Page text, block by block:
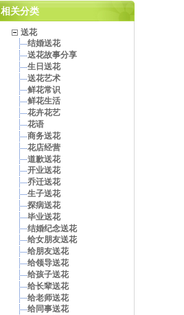
相关分类
送花
结婚送花
送花故事分享
生日送花
送花艺术
鲜花常识
鲜花生活
花卉花艺
花语
商务送花
花店经营
道歉送花
开业送花
乔迁送花
生子送花
探病送花
毕业送花
结婚纪念送花
给女朋友送花
给朋友送花
给领导送花
给孩子送花
给长辈送花
给老师送花
给同事送花